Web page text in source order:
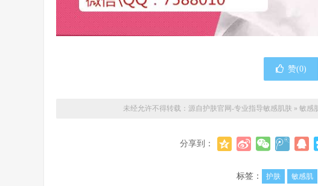
赞(0)
未经允许不得转载： 源自护肤官网-专业指导敏感肌肤 » 敏感
分享到：
标签： 护肤 敏感肌